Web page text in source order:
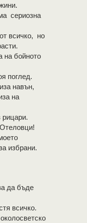
сериозна
всичко, но
на бойното
поглед.
навън,
на
избрани.
да бъде
всичко.